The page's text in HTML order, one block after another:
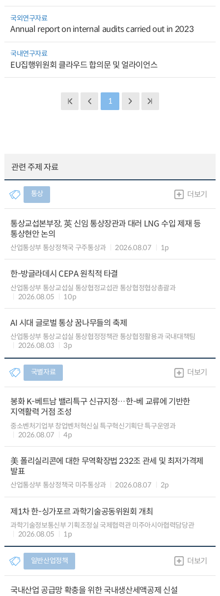
국외연구자료
Annual report on internal audits carried out in 2023
국내연구자료
EU집행위원회 클라우드 합의문 및 얼라이언스
1
관련 주제 자료
통상 더보기
통상교섭본부장, 英 신임 통상장관과 대러 LNG 수입 제재 등
통상현안 논의
산업통상부 통상정책국 구주통상과 2026.08.07 1p
한-방글라데시 CEPA 원칙적 타결
산업통상부 통상교섭실 통상협정교섭관 통상협정협상총괄과
2026.08.05
10p
AI 시대 글로벌 통상 꿈나무들의 축제
산업통상부 통상교섭실 통상협정정책관 통상협정활용과 국내대책팀
2026.08.03
3p
국별자료 더보기
봉화 K-베트남 밸리특구 신규지정…한-베 교류에 기반한
지역활력 거점 조성
중소벤처기업부 창업벤처혁신실 특구혁신기획단 특구운영과
2026.08.07
4p
美 폴리실리콘에 대한 무역확장법 232조 관세 및 최저가격제
발표
산업통상부 통상정책국 미주통상과 2026.08.07 2p
제1차 한-싱가포르 과학기술공동위원회 개최
과학기술정보통신부 기획조정실 국제협력관 미주아시아협력담당관
2026.08.05
1p
일반산업정책 더보기
국내산업 공급망 확충을 위한 국내생산세액공제 신설